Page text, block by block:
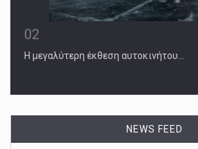
02
Η μεγαλύτερη έκθεση αυτοκινήτου…
NEWS FEED